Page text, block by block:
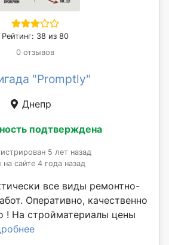
Рейтинг: 38 из 80
0 отзывов
"Promptly"
Днепр
подтверждена
5 лет назад
на сайте 4 года назад
все виды ремонтно-
Оперативно, качественно
! На стройматериалы цены